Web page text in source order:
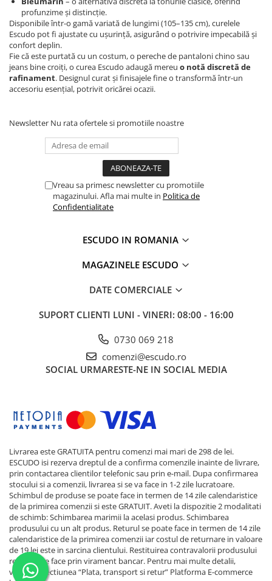
profunzime și distincție.
Disponibile într-o gamă variată de lungimi (105–135 cm), curelele
Escudo pot fi ajustate cu ușurință, asigurând o potrivire impecabilă și
confort deplin.
Fie că este purtată cu un costum, o pereche de pantaloni chino sau
jeans bine croiți, o curea Escudo adaugă mereu o notă discretă de
rafinament. Designul curat și finisajele fine o transformă într-un
accesoriu esențial, potrivit oricărei ocazii.
Newsletter Nu rata ofertele si promotiile noastre
Vreau sa primesc newsletter cu promotiile
magazinului. Afla mai multe in Politica de
Confidentialitate
ESCUDO IN ROMANIA
MAGAZINELE ESCUDO
DATE COMERCIALE
SUPORT CLIENTI LUNI - VINERI: 08:00 - 16:00
0730 069 218
comenzi@escudo.ro
SOCIAL URMARESTE-NE IN SOCIAL MEDIA
Livrarea este GRATUITA pentru comenzi mai mari de 298 de lei.
ESCUDO isi rezerva dreptul de a confirma comenzile inainte de livrare,
prin contactarea clientilor telefonic sau prin e-mail. Dupa confirmarea
stocului si a comenzii, livrarea si se va face in 1-2 zile lucratoare.
Schimbul de produse se poate face in termen de 14 zile calendaristice
de la primirea comenzii si este GRATUIT. Aveti la dispozitie 2 modalitati
de schimb: Schimbarea marimii la acelasi produs. Schimbarea
produsului cu un alt produs. Returul se poate face in termen de 14 zile
calendaristice de la primirea comenzii iar costul de returnare in valoare
de 19 lei este in sarcina clientului. Restituirea contravalorii produsului
returnat se face prin virament bancar. Pentru mai multe detalii,
verificati sectiunea “Plata, transport si retur” Platforma E-commerce